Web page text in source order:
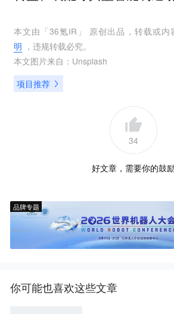
本文由「36氪IR 」 原创出品，转载或内
明 ，违规转载必究。
本文图片来自： Unsplash
项目推荐
34
好文章，需要你的鼓励
品牌专题
你可能也喜欢这些文章